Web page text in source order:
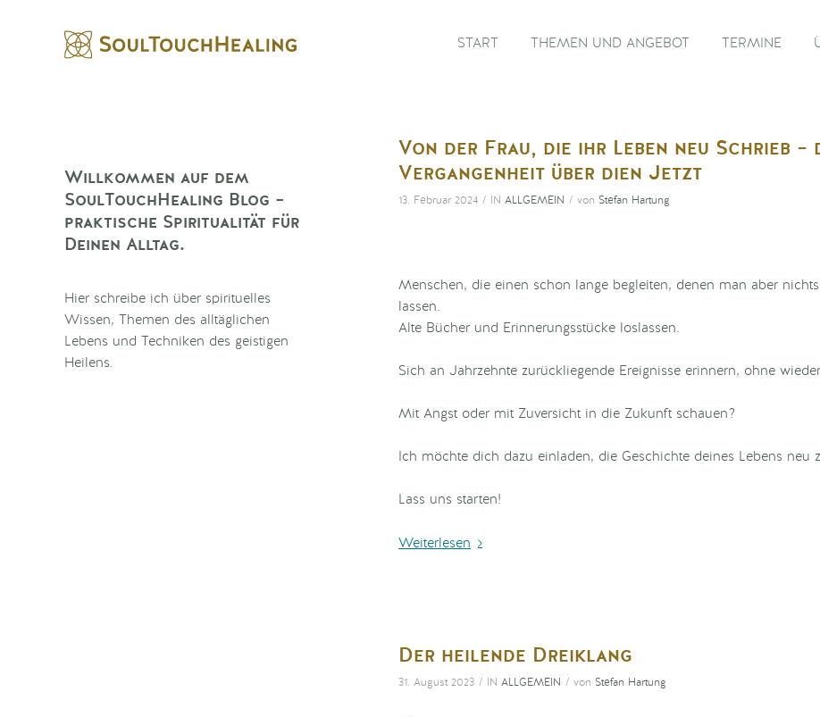
START THEMEN UND ANGEBOT TERMINE
Von der Frau, die ihr Leben neu Schrieb –
Vergangenheit über dien Jetzt
13. Februar 2024 / IN ALLGEMEIN / von Stefan Hartung
Menschen, die einen schon lange begleiten, denen man aber
lassen.
Alte Bücher und Erinnerungsstücke loslassen.
Sich an Jahrzehnte zurückliegende Ereignisse erinnern, ohne
Mit Angst oder mit Zuversicht in die Zukunft schauen?
Ich möchte dich dazu einladen, die Geschichte deines Lebens neu
Lass uns starten!
Weiterlesen
Der heilende Dreiklang
31. August 2023 / IN ALLGEMEIN / von Stefan Hartung
Willkommen auf dem
SoulTouchHealing Blog –
praktische Spiritualität für
Deinen Alltag.
Hier schreibe ich über spirituelles
Wissen, Themen des alltäglichen
Lebens und Techniken des geistigen
Heilens.